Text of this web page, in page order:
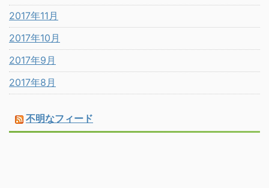
2017年11月
2017年10月
2017年9月
2017年8月
不明なフィード